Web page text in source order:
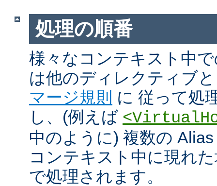
処理の順番
様々なコンテキスト中
は他のディレクティブ
マージ規則 に 従って処
し、(例えば
中のように) 複数の
コンテキスト中に現れ
で処理されます。